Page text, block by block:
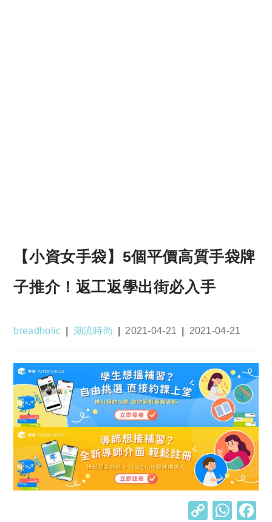
【小資女手袋】5個平價高質手袋牌
子推介！返工返學出街必入手
Post
breadholic
Post
潮流時尚
Post
2021-04-21
Post
2021-04-21
C W